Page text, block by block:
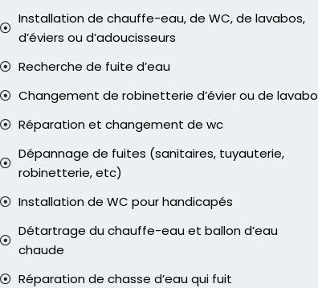
Installation de chauffe-eau, de WC, de lavabos,
d’éviers ou d’adoucisseurs
Recherche de fuite d’eau
Changement de robinetterie d’évier ou de lavabo
Réparation et changement de wc
Dépannage de fuites (sanitaires, tuyauterie,
robinetterie, etc)
Installation de WC pour handicapés
Détartrage du chauffe-eau et ballon d’eau
chaude
Réparation de chasse d’eau qui fuit